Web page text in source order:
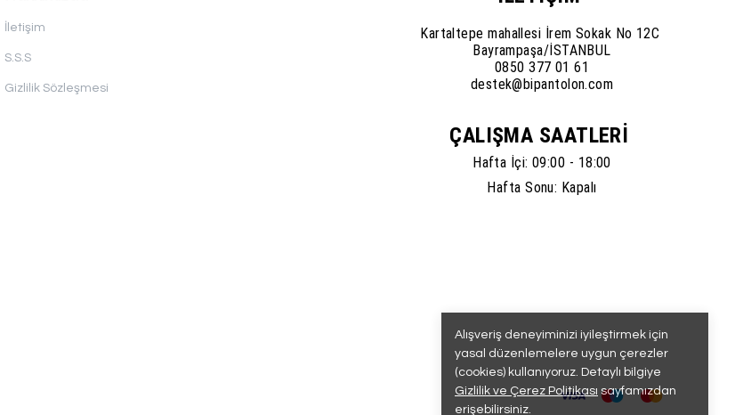
Alışveriş deneyiminizi iyileştirmek için
yasal düzenlemelere uygun çerezler
(cookies) kullanıyoruz. Detaylı bilgiye
Gizlilik ve Çerez Politikası sayfamızdan
erişebilirsiniz.
İletişim
S.S.S
Gizlilik Sözleşmesi
Kartaltepe mahallesi İrem Sokak No 12C
Bayrampaşa/İSTANBUL
0850 377 01 61
destek@bipantolon.com
ÇALIŞMA SAATLERİ
Hafta İçi: 09:00 - 18:00
Hafta Sonu: Kapalı